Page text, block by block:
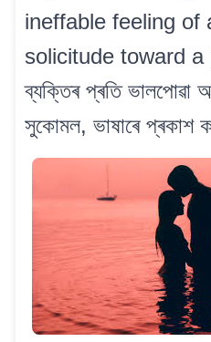
ineffable feeling of
solicitude toward a
ব্যক্তিৰ প্ৰতি
সুকোমল, ভাষাৰে প্ৰকাশ